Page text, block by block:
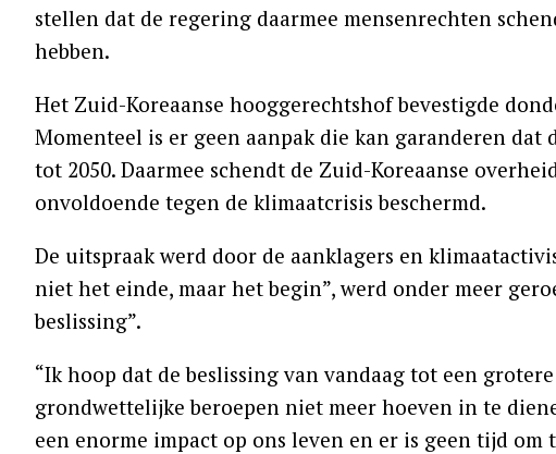
stellen dat de regering daarmee mensenrechten
hebben.
Het Zuid-Koreaanse hooggerechtshof bevestigde
Momenteel is er geen aanpak die kan garanderen
tot 2050. Daarmee schendt de Zuid-Koreaanse
onvoldoende tegen de klimaatcrisis beschermd.
De uitspraak werd door de aanklagers en
niet het einde, maar het begin”, werd onder meer
beslissing”.
“Ik hoop dat de beslissing van vandaag tot een
grondwettelijke beroepen niet meer hoeven in te
een enorme impact op ons leven en er is geen tijd om